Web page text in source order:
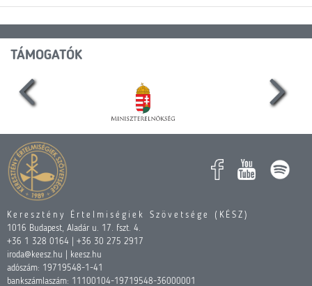
TÁMOGATÓK
Keresztény Értelmiségiek Szövetsége (KÉSZ)
1016 Budapest, Aladár u. 17. fszt. 4.
+36 1 328 0164 | +36 30 275 2917
iroda@keesz.hu | keesz.hu
adószám: 19719548-1-41
bankszámlaszám: 11100104-19719548-36000001